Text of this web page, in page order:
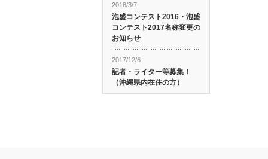
2018/3/7
泡盛コンテスト2016・泡盛
コンテスト2017名称変更の
お知らせ
2017/12/6
記者・ライター等募集！
（沖縄県内在住の方）